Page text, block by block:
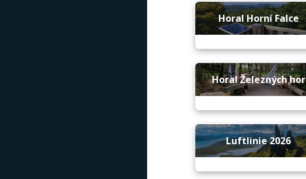
Horal Horní Falce
Horal Železných hor
Luftlinie 2026